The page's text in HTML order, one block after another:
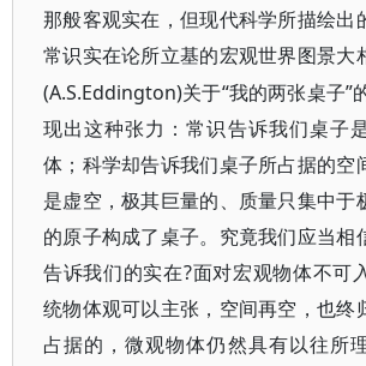
那般客观实在，但现代科学所描绘出
常识实在论所立基的宏观世界图景大
(A.S.Eddington)关于“我的两张桌子”
现出这种张力：常识告诉我们桌子
体；科学却告诉我们桌子所占据的空
是虚空，极其巨量的、质量只集中于
的原子构成了桌子。究竟我们应当相
告诉我们的实在?面对宏观物体不可
统物体观可以主张，空间再空，也终
占据的，微观物体仍然具有以往所